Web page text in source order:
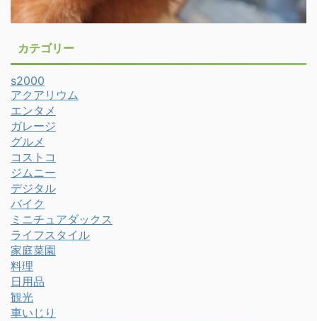
カテゴリー
s2000
アクアリウム
エンタメ
ガレージ
グルメ
コストコ
ジムニー
デジタル
バイク
ミニチュアダックス
ライフスタイル
家庭菜園
料理
日用品
観光
車いじり